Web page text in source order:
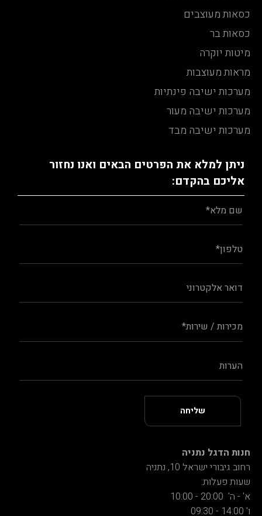
כסאות מעוצבים
כסאות בר
מיטות יוקרה
מראות מעוצבות
מערכות ישיבה פינתיות
מערכות ישיבה מעור
מערכות ישיבה מבד
ניתן למלא את הפרטים הבאים ואנו נחזור
אליכם בהקדם:
חנות הדגל נתניה
רחוב גיבורי ישראל 10, נתניה
שעות פעלות:
א' - ה' 20:00 - 10:00
ו' 14:00 - 09:30